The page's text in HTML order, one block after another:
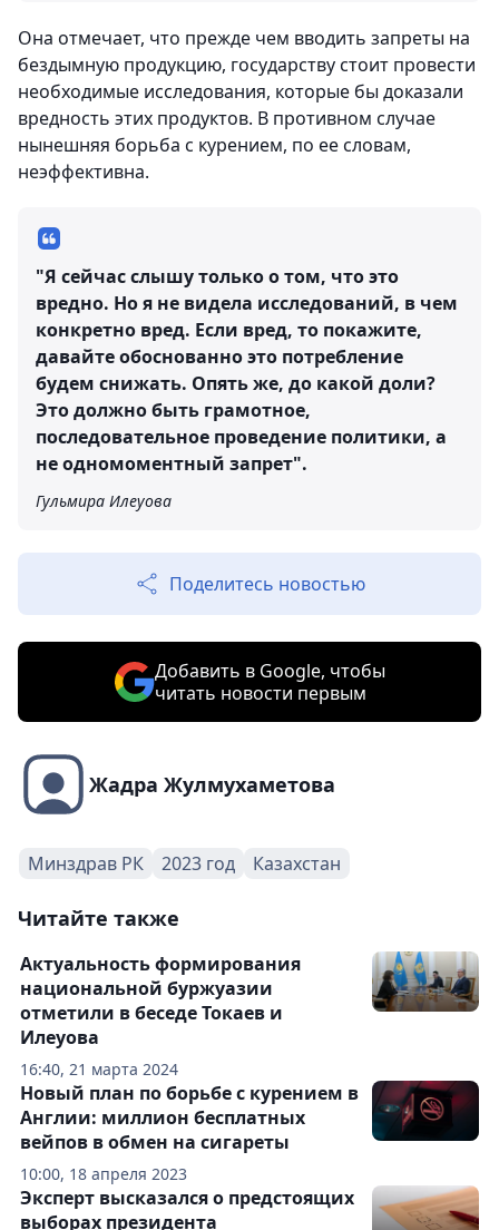
Она отмечает, что прежде чем вводить запреты на
бездымную продукцию, государству стоит провести
необходимые исследования, которые бы доказали
вредность этих продуктов. В противном случае
нынешняя борьба с курением, по ее словам,
неэффективна.
"Я сейчас слышу только о том, что это
вредно. Но я не видела исследований, в чем
конкретно вред. Если вред, то покажите,
давайте обоснованно это потребление
будем снижать. Опять же, до какой доли?
Это должно быть грамотное,
последовательное проведение политики, а
не одномоментный запрет".
Гульмира Илеуова
Поделитесь новостью
Добавить в Google, чтобы
читать новости первым
Жадра Жулмухаметова
Минздрав РК 2023 год Казахстан
Читайте также
16:40, 21 марта 2024
Актуальность формирования
национальной буржуазии
отметили в беседе Токаев и
Илеуова
10:00, 18 апреля 2023
Новый план по борьбе с курением в
Англии: миллион бесплатных
вейпов в обмен на сигареты
Эксперт высказался о предстоящих
выборах президента